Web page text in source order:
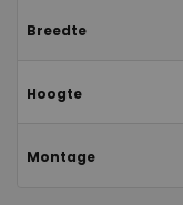
Breedte
Hoogte
Montage